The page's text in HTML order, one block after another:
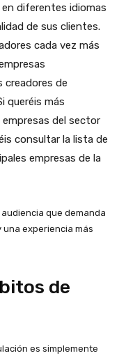
diferentes idiomas
de sus clientes.
cada vez más
creadores de
queréis más
del sector
consultar la lista de
empresas de la
que demanda
experiencia más
de
es simplemente